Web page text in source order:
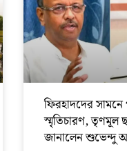
ফিরহাদদের
স্মৃতিচারণ, তৃণমূল
জানালেন শুভেন্দু